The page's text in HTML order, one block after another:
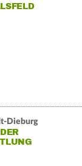
Dieburg